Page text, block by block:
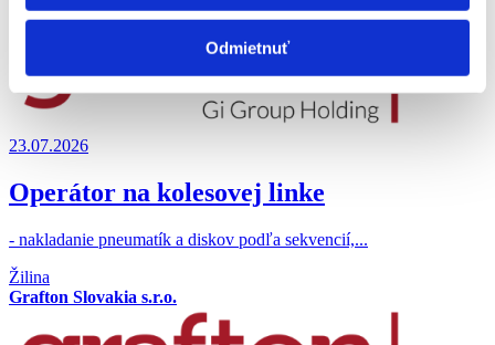
Odmietnuť
23.07.2026
Operátor na kolesovej linke
- nakladanie pneumatík a diskov podľa sekvencií,...
Žilina
Grafton Slovakia s.r.o.